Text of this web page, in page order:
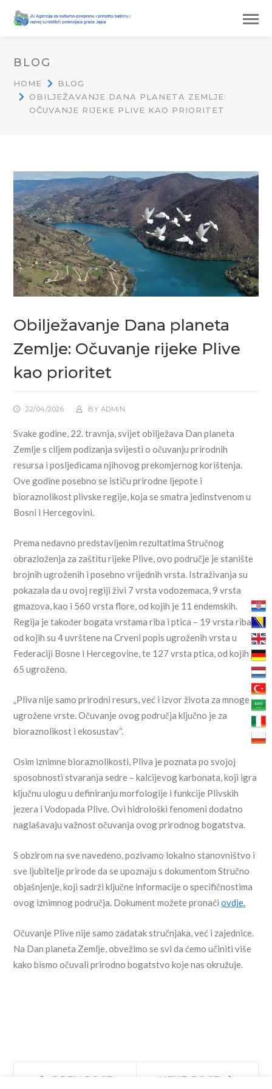
BLOG
HOME
BLOG
OBILJEŽAVANJE DANA PLANETA ZEMLJE:
OČUVANJE RIJEKE PLIVE KAO PRIORITET
Obilježavanje Dana planeta
Zemlje: Očuvanje rijeke Plive
kao prioritet
22/04/2026 BY ADMIN
Svake godine, 22. travnja, svijet obilježava Dan planeta
Zemlje s ciljem podizanja svijesti o očuvanju prirodnih
resursa i posljedicama njihovog prekomjernog korištenja.
Ove godine posebno se ističu prirodne ljepote i
bioraznolikost plivske regije, koja se smatra jedinstvenom u
Bosni i Hercegovini.
Prema nedavno predstavljenim rezultatima Stručnog
obrazloženja za zaštitu rijeke Plive, ovo područje je stanište
brojnih ugroženih i posebno vrijednih vrsta. Istraživanja su
pokazala da u ovoj regiji živi 7 vrsta vodozemaca, 9 vrsta
gmazova, kao i 560 vrsta flore, od kojih je 11 endemskih.
Regija je također bogata vrstama riba i ptica – 19 vrsta riba,
od kojih su 4 uvrštene na Crveni popis ugroženih vrsta u
Federaciji Bosne i Hercegovine, te 127 vrsta ptica, od kojih je
65 ugroženo.
„Pliva nije samo prirodni resurs, već i izvor života za mnoge
ugrožene vrste. Očuvanje ovog područja ključno je za
bioraznolikost i ekosustav“.
Osim iznimne bioraznolikosti, Pliva je poznata po svojoj
sposobnosti stvaranja sedre – kalcijevog karbonata, koji igra
ključnu ulogu u definiranju morfologije i funkcije Plivskih
jezera i Vodopada Plive. Ovi hidrološki fenomeni dodatno
naglašavaju važnost očuvanja ovog prirodnog bogatstva.
S obzirom na sve navedeno, pozivamo lokalno stanovništvo i
sve ljubitelje prirode da se upoznaju s dokumentom Stručno
objašnjenje, koji sadrži ključne informacije o specifičnostima
ovog iznimnog područja. Dokument možete pronaćiovdje.
Očuvanje Plive nije samo zadatak stručnjaka, već i zajednice.
Na Dan planeta Zemlje, obvežimo se svi da ćemo učiniti više
kako bismo očuvali prirodno bogatstvo koje nas okružuje.
Navigacija
PREV POST NEXT POST